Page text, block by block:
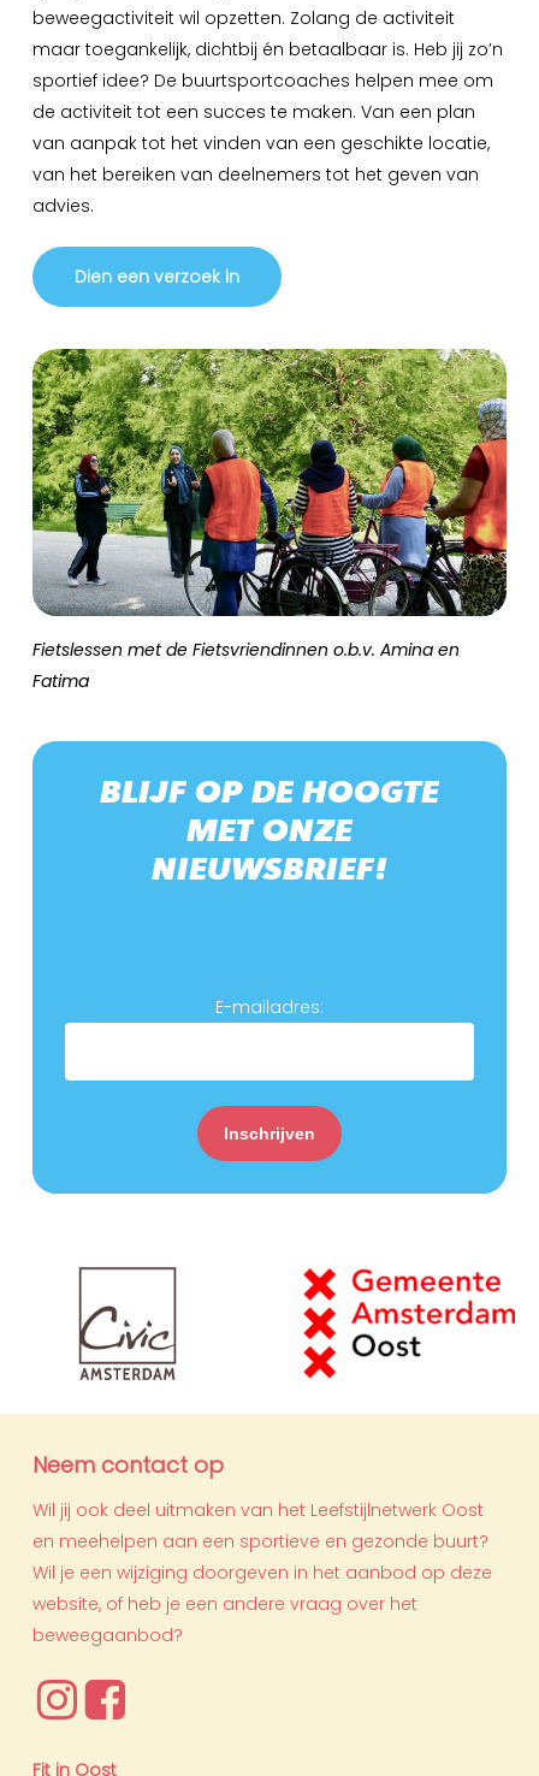
beweegactiviteit wil opzetten. Zolang de activiteit
maar toegankelijk, dichtbij én betaalbaar is. Heb jij zo’n
sportief idee? De buurtsportcoaches helpen mee om
de activiteit tot een succes te maken. Van een plan
van aanpak tot het vinden van een geschikte locatie,
van het bereiken van deelnemers tot het geven van
advies.
Dien een verzoek in
Fietslessen met de Fietsvriendinnen o.b.v. Amina en
Fatima
BLIJF OP DE HOOGTE
MET ONZE
NIEUWSBRIEF!
E-mailadres:
Neem contact op
Wil jij ook deel uitmaken van het Leefstijlnetwerk Oost
en meehelpen aan een sportieve en gezonde buurt?
Wil je een wijziging doorgeven in het aanbod op deze
website, of heb je een andere vraag over het
beweegaanbod?
Fit in Oost